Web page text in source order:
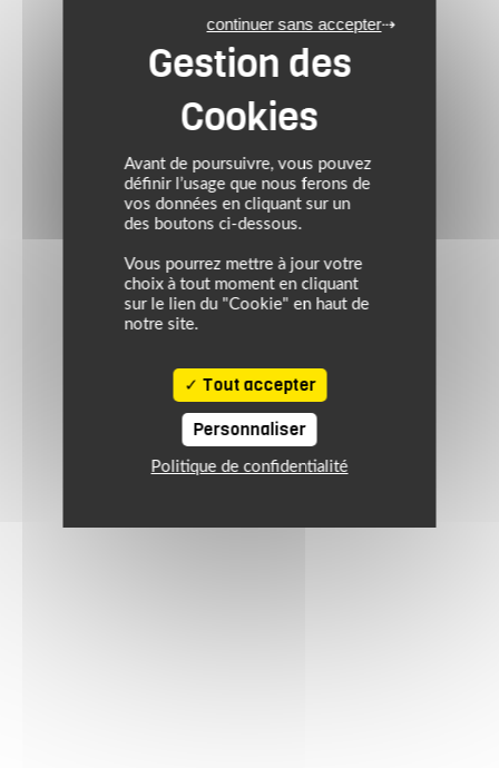
Avant de poursuivre, vous pouvez
définir l’usage que nous ferons de
vos données en cliquant sur un
des boutons ci-dessous.
Vous pourrez mettre à jour votre
choix à tout moment en cliquant
sur le lien du "Cookie" en haut de
notre site.
Tout accepter
continuer sans accepter
Personnaliser
Politique de confidentialité